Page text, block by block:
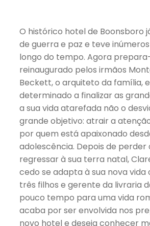
O histórico hotel de Boonsboro
de guerra e paz e teve
longo do tempo. Agora
reinaugurado pelos irmãos
Beckett, o arquiteto da família,
determinado a finalizar as
a sua vida atarefada não o
grande objetivo: atrair a
por quem está apaixonado
adolescência. Depois de perder
regressar à sua terra natal,
cedo se adapta à sua nova vida
três filhos e gerente da livraria
pouco tempo para uma vida
acaba por ser envolvida nos
novo hotel e deseja conhecer